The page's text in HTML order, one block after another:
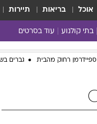
אוכל בריאות תיירות
בתי קולנוע עוד בסרטים
כל הסרטים
ספיידרמן רחוק מהבית גברים